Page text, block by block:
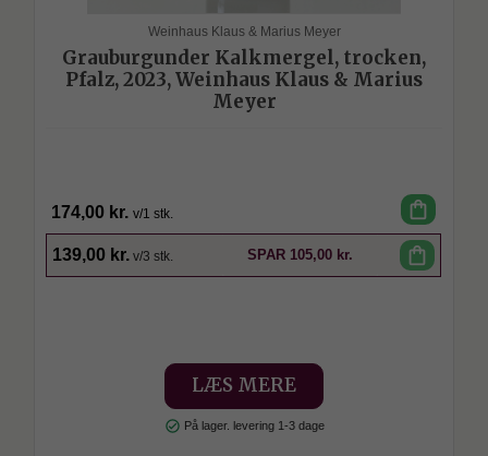
Weinhaus Klaus & Marius Meyer
Grauburgunder Kalkmergel, trocken,
Pfalz, 2023, Weinhaus Klaus & Marius
Meyer
174,00 kr. v/1 stk. shopping_bag
139,00 kr. v/3 stk. SPAR 105,00 kr. shopping_bag
LÆS MERE
check_circle På lager. levering 1-3 dage